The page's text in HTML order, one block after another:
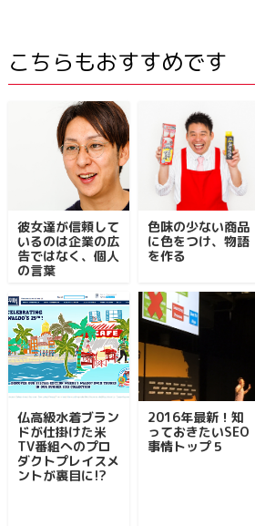
こちらもおすすめです
彼女達が信頼して
いるのは企業の広
告ではなく、個人
の言葉
色味の少ない商品
に色をつけ、物語
を作る
仏高級水着ブラン
ドが仕掛けた米
TV番組へのプロ
ダクトプレイスメ
ントが裏目に!?
2016年最新！知
っておきたいSEO
事情トップ５